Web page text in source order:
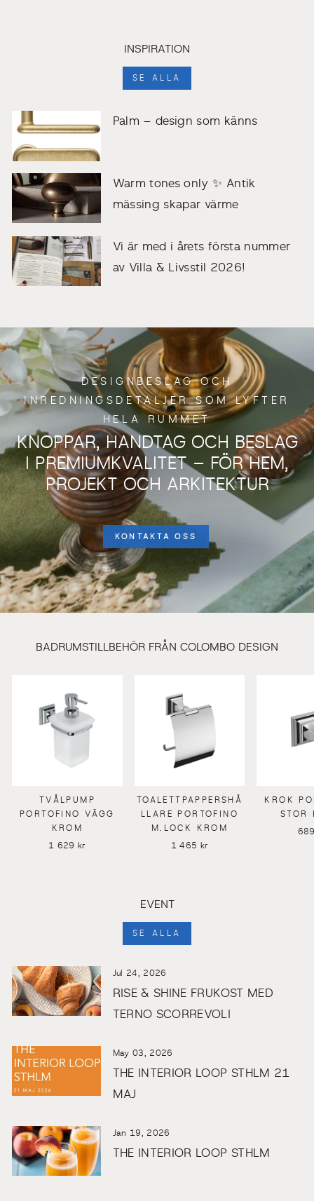
INSPIRATION
SE ALLA
Palm – design som känns
Warm tones only ✨ Antik
mässing skapar värme
Vi är med i årets första nummer
av Villa & Livsstil 2026!
DESIGNBESLAG OCH
INREDNINGSDETALJER SOM LYFTER
HELA RUMMET
KNOPPAR, HANDTAG OCH BESLAG
I PREMIUMKVALITET – FÖR HEM,
PROJEKT OCH ARKITEKTUR
KONTAKTA OSS
BADRUMSTILLBEHÖR FRÅN COLOMBO DESIGN
TVÅLPUMP
PORTOFINO VÄGG
KROM
1 629 kr
TOALETTPAPPERSHÅ
LLARE PORTOFINO
M.LOCK KROM
1 465 kr
KROK
STOR
EVENT
SE ALLA
Jul 24, 2026
RISE & SHINE FRUKOST MED
TERNO SCORREVOLI
May 03, 2026
THE INTERIOR LOOP STHLM 21
MAJ
Jan 19, 2026
THE INTERIOR LOOP STHLM